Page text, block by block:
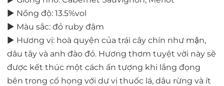
► Nồng độ: 13.5%vol
► Màu sắc: đỏ ruby đậm
► Hương vị: hoà quyện của trái cây chín như mận,
dâu tây và anh đào đỏ. Hương thơm tuyệt vời này sẽ
được kết thúc một cách ấn tượng khi lắng đọng
bên trong cổ họng với dư vị thuốc lá, dâu rừng và ít